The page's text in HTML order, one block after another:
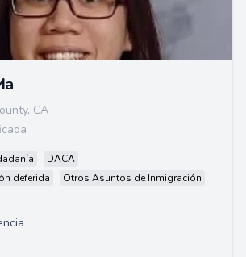
, CA
DACA
deferida
Otros Asuntos de Inmigración